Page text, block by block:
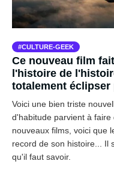
CULTURE-GEEK
Ce nouveau film
l'histoire de
totalement éclipser
Voici une bien triste
d'habitude parvient à
nouveaux films, voici que
record de son histoire... Il
qu'il faut savoir.